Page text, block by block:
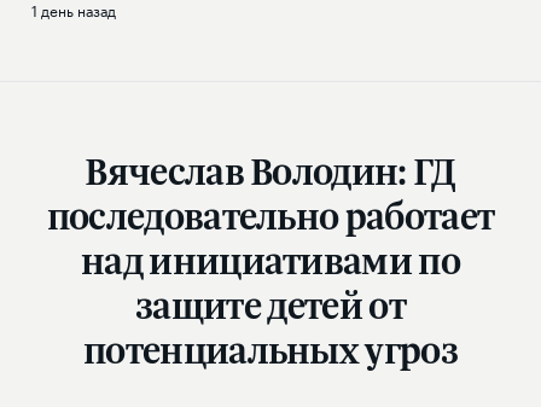
1 день назад
Вячеслав Володин: ГД
последовательно работает
над инициативами по
защите детей от
потенциальных угроз